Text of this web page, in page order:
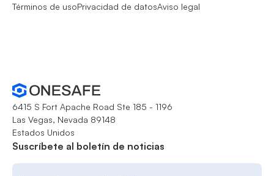
Términos de usoPrivacidad de datosAviso legal
6415 S Fort Apache Road Ste 185 - 1196
Las Vegas, Nevada 89148
Estados Unidos
Suscríbete al boletín de noticias